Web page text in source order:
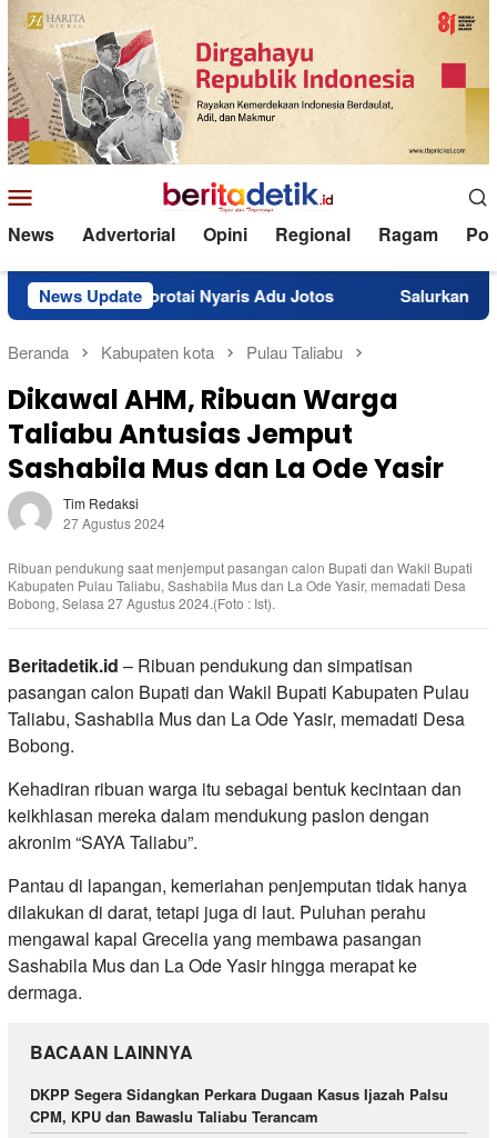
Loncat
ke
konten
Mobile
News Advertorial Opini Regional Ragam
News Update
Nyaris Adu Jotos Salurkan BBM Subsidi 10
Beranda Kabupaten kota Pulau Taliabu
Dikawal AHM, Ribuan Warga
Taliabu Antusias Jemput
Sashabila Mus dan La Ode Yasir
Tim Redaksi
27 Agustus 2024
Ribuan pendukung saat menjemput pasangan calon Bupati dan Wakil Bupati
Kabupaten Pulau Taliabu, Sashabila Mus dan La Ode Yasir, memadati Desa
Bobong, Selasa 27 Agustus 2024.(Foto : Ist).
Beritadetik.id – Ribuan pendukung dan simpatisan
pasangan calon Bupati dan Wakil Bupati Kabupaten Pulau
Taliabu, Sashabila Mus dan La Ode Yasir, memadati Desa
Bobong.
Kehadiran ribuan warga itu sebagai bentuk kecintaan dan
keikhlasan mereka dalam mendukung paslon dengan
akronim “SAYA Taliabu”.
Pantau di lapangan, kemeriahan penjemputan tidak hanya
dilakukan di darat, tetapi juga di laut. Puluhan perahu
mengawal kapal Grecelia yang membawa pasangan
Sashabila Mus dan La Ode Yasir hingga merapat ke
dermaga.
BACAAN LAINNYA
DKPP Segera Sidangkan Perkara Dugaan Kasus Ijazah Palsu
CPM, KPU dan Bawaslu Taliabu Terancam